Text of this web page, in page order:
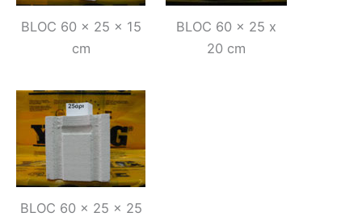
BLOC 60 x 25 x 15
cm
BLOC 60 x 25 x
20 cm
BLOC 60 x 25 x 25